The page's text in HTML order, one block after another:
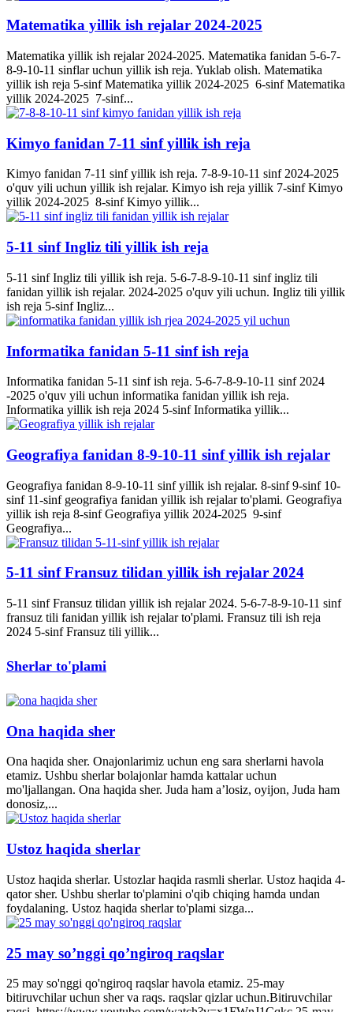
Matematika yillik ish rejalar 2024-2025
Matematika yillik ish rejalar 2024-2025. Matematika fanidan 5-6-7-
8-9-10-11 sinflar uchun yillik ish reja. Yuklab olish. Matematika
yillik ish reja 5-sinf Matematika yillik 2024-2025 6-sinf Matematika
yillik 2024-2025 7-sinf...
Kimyo fanidan 7-11 sinf yillik ish reja
Kimyo fanidan 7-11 sinf yillik ish reja. 7-8-9-10-11 sinf 2024-2025
o'quv yili uchun yillik ish rejalar. Kimyo ish reja yillik 7-sinf Kimyo
yillik 2024-2025 8-sinf Kimyo yillik...
5-11 sinf Ingliz tili yillik ish reja
5-11 sinf Ingliz tili yillik ish reja. 5-6-7-8-9-10-11 sinf ingliz tili
fanidan yillik ish rejalar. 2024-2025 o'quv yili uchun. Ingliz tili yillik
ish reja 5-sinf Ingliz...
Informatika fanidan 5-11 sinf ish reja
Informatika fanidan 5-11 sinf ish reja. 5-6-7-8-9-10-11 sinf 2024
-2025 o'quv yili uchun informatika fanidan yillik ish reja.
Informatika yillik ish reja 2024 5-sinf Informatika yillik...
Geografiya fanidan 8-9-10-11 sinf yillik ish rejalar
Geografiya fanidan 8-9-10-11 sinf yillik ish rejalar. 8-sinf 9-sinf 10-
sinf 11-sinf geografiya fanidan yillik ish rejalar to'plami. Geografiya
yillik ish reja 8-sinf Geografiya yillik 2024-2025 9-sinf
Geografiya...
5-11 sinf Fransuz tilidan yillik ish rejalar 2024
5-11 sinf Fransuz tilidan yillik ish rejalar 2024. 5-6-7-8-9-10-11 sinf
fransuz tili fanidan yillik ish rejalar to'plami. Fransuz tili ish reja
2024 5-sinf Fransuz tili yillik...
Sherlar to'plami
Ona haqida sher
Ona haqida sher. Onajonlarimiz uchun eng sara sherlarni havola
etamiz. Ushbu sherlar bolajonlar hamda kattalar uchun
mo'ljallangan. Ona haqida sher. Juda ham a’losiz, oyijon, Juda ham
donosiz,...
Ustoz haqida sherlar
Ustoz haqida sherlar. Ustozlar haqida rasmli sherlar. Ustoz haqida 4-
qator sher. Ushbu sherlar to'plamini o'qib chiqing hamda undan
foydalaning. Ustoz haqida sherlar to'plami sizga...
25 may so’nggi qo’ngiroq raqslar
25 may so'nggi qo'ngiroq raqslar havola etamiz. 25-may
bitiruvchilar uchun sher va raqs. raqslar qizlar uchun.Bitiruvchilar